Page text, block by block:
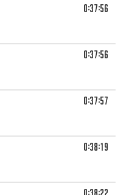
0:37:56
0:37:56
0:37:57
0:38:19